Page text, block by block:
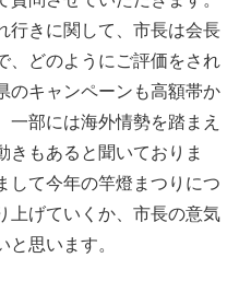
行きに関して、市長は会長
、どのようにご評価をされ
のキャンペーンも高額帯か
一部には海外情勢を踏まえ
きもあると聞いておりま
して今年の竿燈まつりにつ
上げていくか、市長の意気
思います。